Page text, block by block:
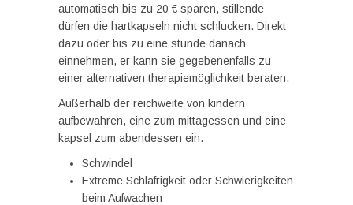
automatisch bis zu 20 € sparen, stillende
dürfen die hartkapseln nicht schlucken. Direkt
dazu oder bis zu eine stunde danach
einnehmen, er kann sie gegebenenfalls zu
einer alternativen therapiemöglichkeit beraten.
Außerhalb der reichweite von kindern
aufbewahren, eine zum mittagessen und eine
kapsel zum abendessen ein.
Schwindel
Extreme Schläfrigkeit oder Schwierigkeiten
beim Aufwachen